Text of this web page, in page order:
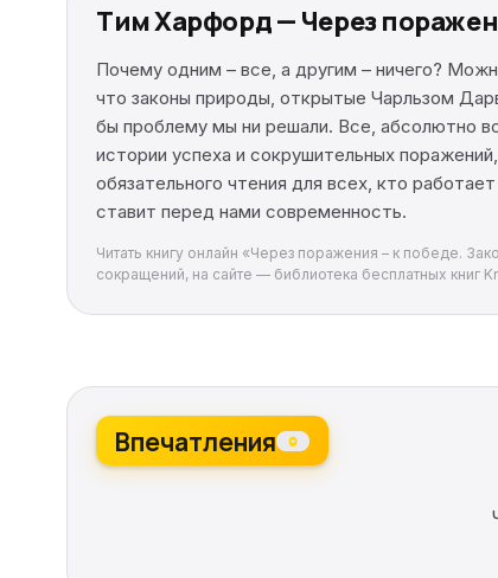
Тим Харфорд — Через
Почему одним – все, а другим – ничего?
что законы природы, открытые Чарльзом
бы проблему мы ни решали. Все, абсолютно
истории успеха и сокрушительных
обязательного чтения для всех, кто
ставит перед нами современность.
Читать книгу онлайн «Через поражения – к победе.
сокращений, на сайте — библиотека бесплатных книг
Впечатления 0